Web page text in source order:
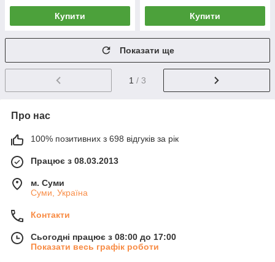
Купити Купити
Показати ще
1 / 3
Про нас
100% позитивних з 698 відгуків за рік
Працює з 08.03.2013
м. Суми
Суми, Україна
Контакти
Сьогодні працює з 08:00 до 17:00
Показати весь графік роботи